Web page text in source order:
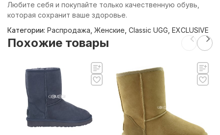
Любите себя и покупайте только качественную обувь,
которая сохранит ваше здоровье.
Категории: Распродажа Женские Classic UGG EXCLUSIVE
Похожие товары